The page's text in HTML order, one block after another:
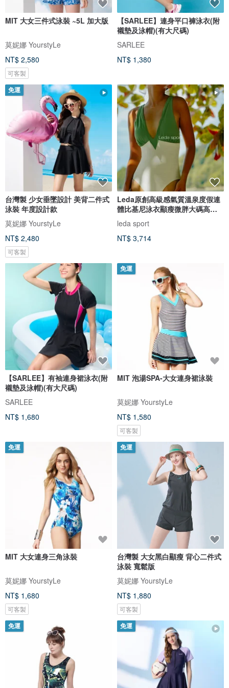
MIT 大女三件式泳裝 ~5L 加大版
莫妮娜 YourstyLe
NT$ 2,580
可客製
【SARLEE】連身平口褲泳衣(附
襯墊及泳帽)(有大尺碼)
SARLEE
NT$ 1,380
免運
台灣製 少女垂墜設計 美背二件式
泳裝 年度設計款
莫妮娜 YourstyLe
NT$ 2,480
可客製
Leda原創高級感氣質溫泉度假連
體比基尼泳衣顯瘦微胖大碼高開
衩女
leda sport
NT$ 3,714
【SARLEE】有袖連身裙泳衣(附
襯墊及泳帽)(有大尺碼)
SARLEE
NT$ 1,680
免運
MIT 泡湯SPA-大女連身裙泳裝
莫妮娜 YourstyLe
NT$ 1,580
可客製
免運
MIT 大女連身三角泳裝
莫妮娜 YourstyLe
NT$ 1,680
可客製
免運
台灣製 大女黑白顯瘦 背心二件式
泳裝 寬鬆版
莫妮娜 YourstyLe
NT$ 1,880
可客製
免運 免運